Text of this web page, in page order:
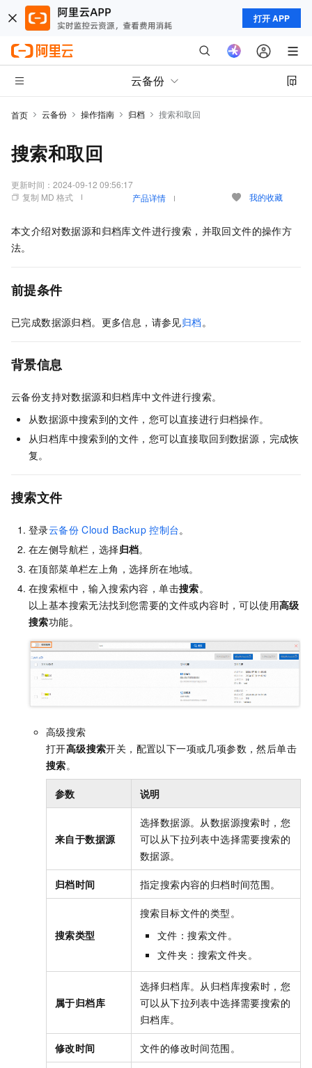
打开 APP
云备份
首页 云备份 操作指南 归档 搜索和取回
搜索和取回
更新时间： 2024-09-12 09:56:17
复制 MD 格式
产品详情 我的收藏
本文介绍对数据源和归档库文件进行搜索，并取回文件的操作方
法。
前提条件
已完成数据源归档。更多信息，请参见归档。
背景信息
云备份支持对数据源和归档库中文件进行搜索。
从数据源中搜索到的文件，您可以直接进行归档操作。
从归档库中搜索到的文件，您可以直接取回到数据源，完成恢
复。
搜索文件
登录云备份 Cloud Backup 控制台。
在左侧导航栏，选择归档。
在顶部菜单栏左上角，选择所在地域。
在搜索框中，输入搜索内容，单击搜索。
以上基本搜索无法找到您需要的文件或内容时，可以使用高级
搜索功能。
高级搜索
打开高级搜索开关，配置以下一项或几项参数，然后单击
搜索。
参数 说明
来自于数据源
选择数据源。从数据源搜索时，您
可以从下拉列表中选择需要搜索的
数据源。
归档时间 指定搜索内容的归档时间范围。
搜索类型
搜索目标文件的类型。
文件 ：搜索文件。
文件夹 ：搜索文件夹。
属于归档库
选择归档库。从归档库搜索时，您
可以从下拉列表中选择需要搜索的
归档库。
修改时间 文件的修改时间范围。